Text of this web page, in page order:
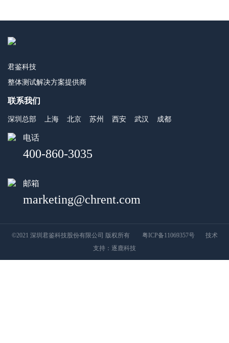
君鉴科技
整体测试解决方案提供商
联系我们
深圳总部 上海 北京 苏州 西安 武汉 成都
电话
400-860-3035
邮箱
marketing@chrent.com
©2021 深圳君鉴科技股份有限公司 版权所有 粤ICP备11069357号技术
支持： 逐鹿科技